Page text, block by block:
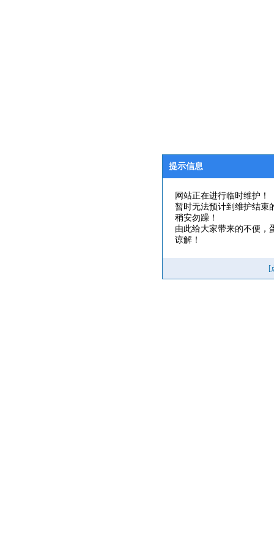
提示信息
网站正在进行临时维护！
暂时无法预计到维护结束
稍安勿躁！
由此给大家带来的不便，
谅解！
[